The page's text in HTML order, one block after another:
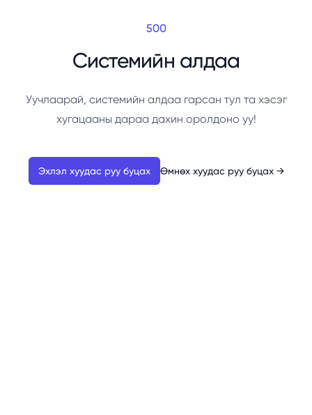
500
Системийн алдаа
Уучлаарай, системийн алдаа гарсан тул та хэсэг
хугацааны дараа дахин оролдоно уу!
Эхлэл хуудас руу буцах Өмнөх хуудас руу буцах →